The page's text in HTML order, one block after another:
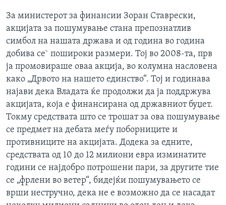
За министерот за финансии Зоран Ставрески,
акцијата за пошумување стана препознатлив
симбол на нашата држава и од година во година
добива се` пошироки размери. Тој во 2008-та, прв
ја промовираше оваа акција, во колумна насловена
како „Дрвото на нашето единство“. Тој и годинава
најави дека Владата ќе продолжи да ја поддржува
акцијата, која е финансирана од државниот буџет.
Токму средствата што се трошат за ова пошумување
се предмет на дебата меѓу поборниците и
противниците на акцијата. Додека за едните,
средствата од 10 до 12 милиони евра изминатите
години се најдобро потрошени пари, за другите тие
се „фрлени во ветер“, бидејќи пошумувањето се
врши нестручно, дека не е возможно да се насадат